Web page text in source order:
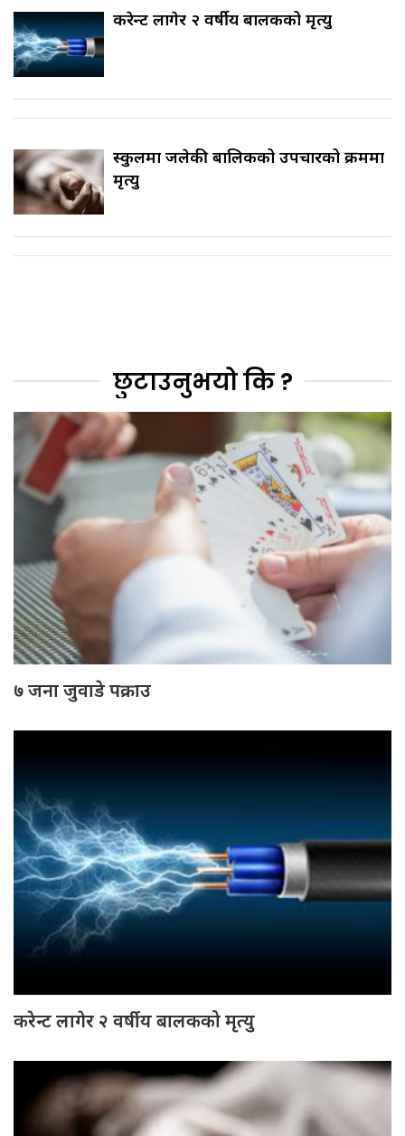
करेन्ट लागेर २ वर्षीय बालकको मृत्यु
स्कुलमा जलेकी बालिकको उपचारको क्रममा
मृत्यु
छुटाउनुभयो कि ?
७ जना जुवाडे पक्राउ
करेन्ट लागेर २ वर्षीय बालकको मृत्यु